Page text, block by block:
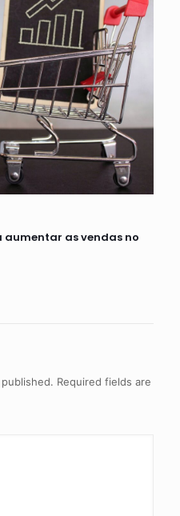
as vendas no
Required fields are